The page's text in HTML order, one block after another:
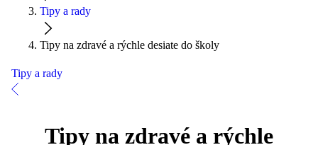
Tipy a rady
Tipy na zdravé a rýchle desiate do školy
Tipy a rady
Tipy na zdravé a rýchle